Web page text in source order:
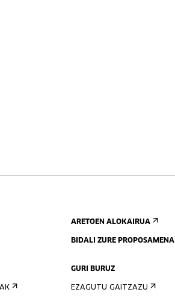
ARETOEN ALOKAIRUA
BIDALI ZURE PROPOSAMENA
GURI BURUZ
EZAGUTU GAITZAZU